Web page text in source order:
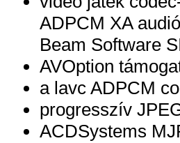
ADPCM XA
Beam Software
AVOption
a lavc ADPCM
progresszív
ACDSystems